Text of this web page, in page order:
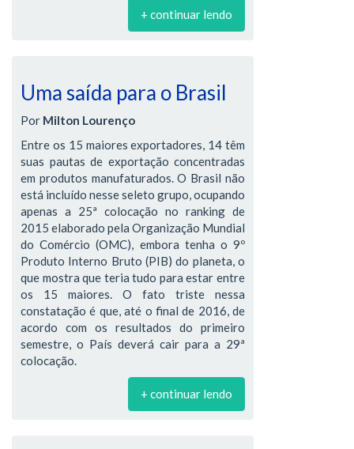
+ continuar lendo
Uma saída para o Brasil
Por Milton Lourenço
Entre os 15 maiores exportadores, 14 têm
suas pautas de exportação concentradas
em produtos manufaturados. O Brasil não
está incluído nesse seleto grupo, ocupando
apenas a 25ª colocação no ranking de
2015 elaborado pela Organização Mundial
do Comércio (OMC), embora tenha o 9º
Produto Interno Bruto (PIB) do planeta, o
que mostra que teria tudo para estar entre
os 15 maiores. O fato triste nessa
constatação é que, até o final de 2016, de
acordo com os resultados do primeiro
semestre, o País deverá cair para a 29ª
colocação.
+ continuar lendo